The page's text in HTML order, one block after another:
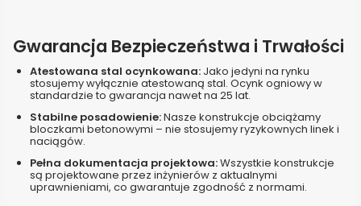
Gwarancja Bezpieczeństwa i Trwałości
Atestowana stal ocynkowana: Jako jedyni na rynku
stosujemy wyłącznie atestowaną stal. Ocynk ogniowy w
standardzie to gwarancja nawet na 25 lat.
Stabilne posadowienie:Nasze konstrukcje obciążamy
bloczkami betonowymi – nie stosujemy ryzykownych linek i
naciągów.
Pełna dokumentacja projektowa:Wszystkie konstrukcje
są projektowane przez inżynierów z aktualnymi
uprawnieniami, co gwarantuje zgodność z normami.